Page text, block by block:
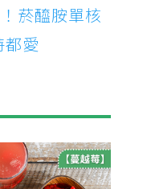
菸醯胺單核
愛